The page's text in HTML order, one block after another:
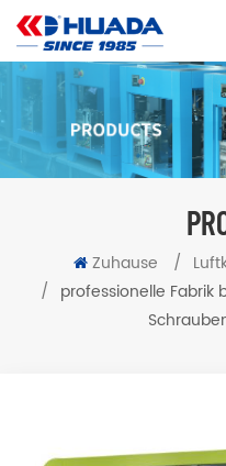
Zuhause /
/ professionelle Fabrik